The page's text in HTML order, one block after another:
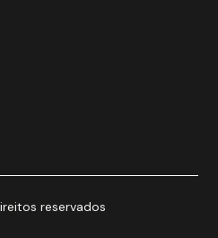
reservados